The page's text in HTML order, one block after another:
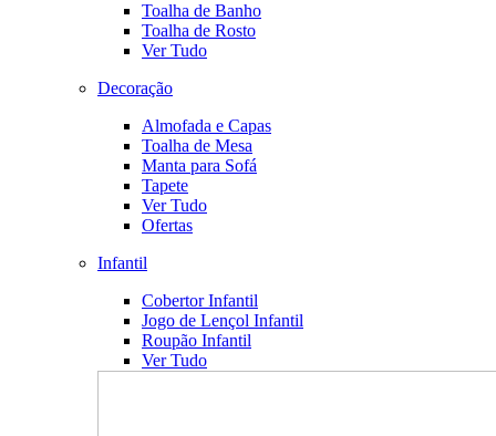
Toalha de Banho
Toalha de Rosto
Ver Tudo
Decoração
Almofada e Capas
Toalha de Mesa
Manta para Sofá
Tapete
Ver Tudo
Ofertas
Infantil
Cobertor Infantil
Jogo de Lençol Infantil
Roupão Infantil
Ver Tudo